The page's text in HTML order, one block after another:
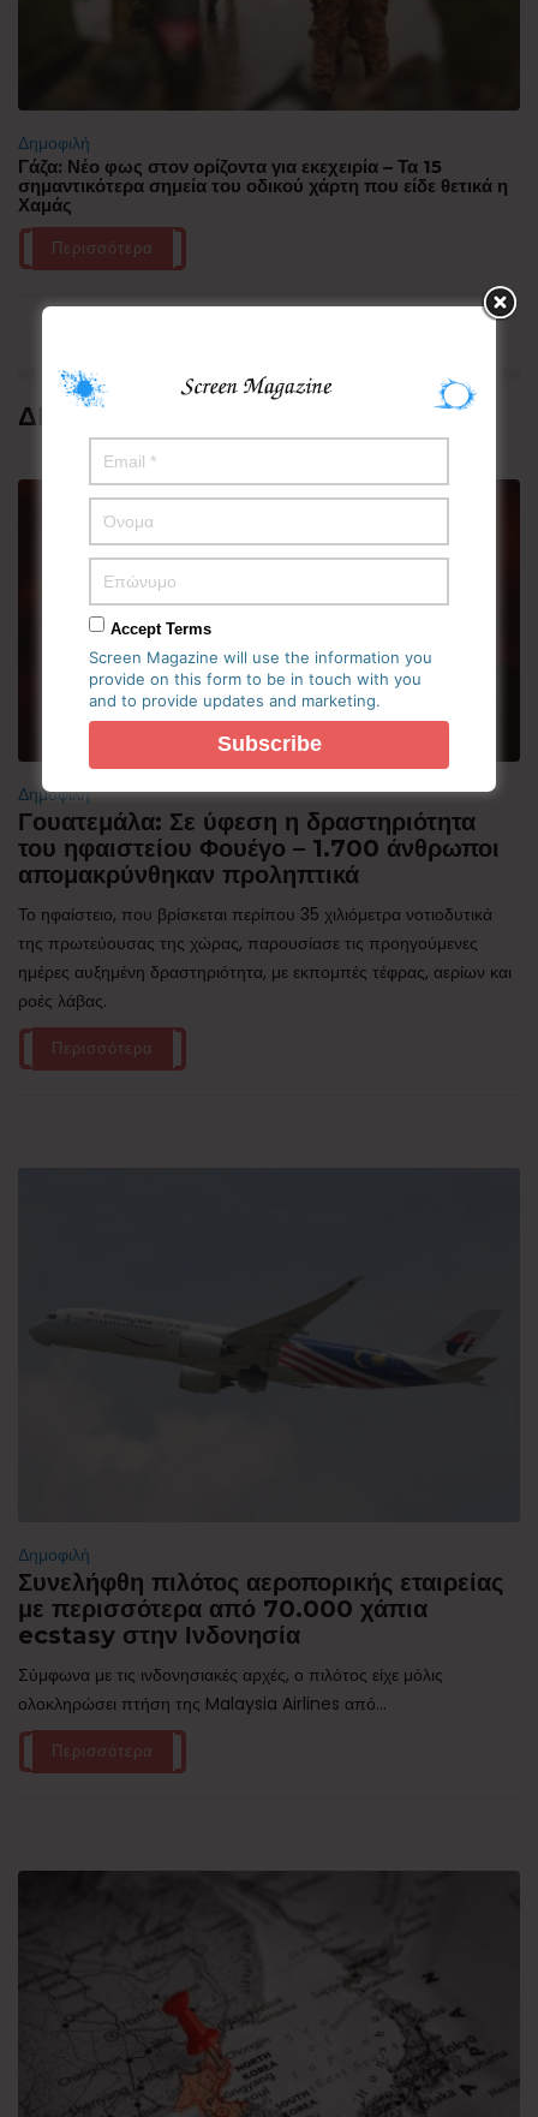
Δημοφιλή
Γάζα: Νέο φως στον ορίζοντα για εκεχειρία – Τα 15
σημαντικότερα σημεία του οδικού χάρτη που είδε θετικά η
Χαμάς
Περισσότερα
ΔΗΜΟΦΙΛΗ
Δημοφιλή
Γουατεμάλα: Σε ύφεση η δραστηριότητα
του ηφαιστείου Φουέγο – 1.700 άνθρωποι
απομακρύνθηκαν προληπτικά
Το ηφαίστειο, που βρίσκεται περίπου 35 χιλιόμετρα νοτιοδυτικά
της πρωτεύουσας της χώρας, παρουσίασε τις προηγούμενες
ημέρες αυξημένη δραστηριότητα, με εκπομπές τέφρας, αερίων και
ροές λάβας.
Περισσότερα
Δημοφιλή
Συνελήφθη πιλότος αεροπορικής εταιρείας
με περισσότερα από 70.000 χάπια
ecstasy στην Ινδονησία
Σύμφωνα με τις ινδονησιακές αρχές, ο πιλότος είχε μόλις
ολοκληρώσει πτήση της Malaysia Airlines από...
Περισσότερα
Accept Terms
Screen Magazine will use the information you
provide on this form to be in touch with you
and to provide updates and marketing.